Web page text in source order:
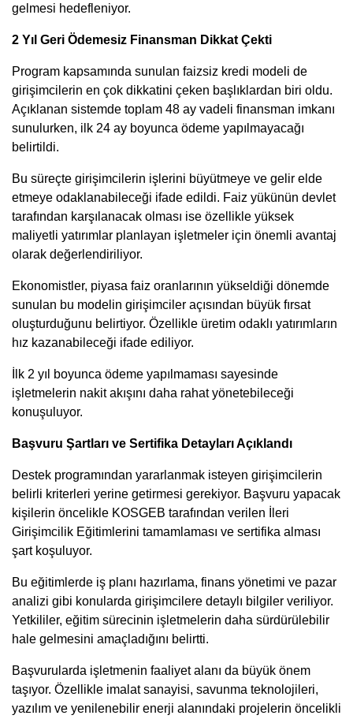
gelmesi hedefleniyor.
2 Yıl Geri Ödemesiz Finansman Dikkat Çekti
Program kapsamında sunulan faizsiz kredi modeli de
girişimcilerin en çok dikkatini çeken başlıklardan biri oldu.
Açıklanan sistemde toplam 48 ay vadeli finansman imkanı
sunulurken, ilk 24 ay boyunca ödeme yapılmayacağı
belirtildi.
Bu süreçte girişimcilerin işlerini büyütmeye ve gelir elde
etmeye odaklanabileceği ifade edildi. Faiz yükünün devlet
tarafından karşılanacak olması ise özellikle yüksek
maliyetli yatırımlar planlayan işletmeler için önemli avantaj
olarak değerlendiriliyor.
Ekonomistler, piyasa faiz oranlarının yükseldiği dönemde
sunulan bu modelin girişimciler açısından büyük fırsat
oluşturduğunu belirtiyor. Özellikle üretim odaklı yatırımların
hız kazanabileceği ifade ediliyor.
İlk 2 yıl boyunca ödeme yapılmaması sayesinde
işletmelerin nakit akışını daha rahat yönetebileceği
konuşuluyor.
Başvuru Şartları ve Sertifika Detayları Açıklandı
Destek programından yararlanmak isteyen girişimcilerin
belirli kriterleri yerine getirmesi gerekiyor. Başvuru yapacak
kişilerin öncelikle KOSGEB tarafından verilen İleri
Girişimcilik Eğitimlerini tamamlaması ve sertifika alması
şart koşuluyor.
Bu eğitimlerde iş planı hazırlama, finans yönetimi ve pazar
analizi gibi konularda girişimcilere detaylı bilgiler veriliyor.
Yetkililer, eğitim sürecinin işletmelerin daha sürdürülebilir
hale gelmesini amaçladığını belirtti.
Başvurularda işletmenin faaliyet alanı da büyük önem
taşıyor. Özellikle imalat sanayisi, savunma teknolojileri,
yazılım ve yenilenebilir enerji alanındaki projelerin öncelikli